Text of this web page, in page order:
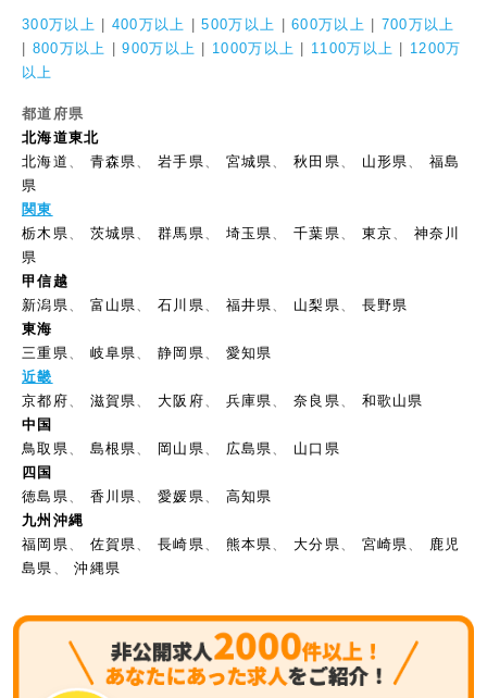
300万以上 400万以上 |500万以上 |600万以上
700万以上
800万以上 |900万以上 1000万以上 1100万以上
1200万
以上
都道府県
北海道東北
北海道
青森県 、岩手県 宮城県 、秋田県 山形県 、福島
県
関東
栃木県
茨城県 、群馬県 埼玉県 、千葉県 東京
神奈川
県
甲信越
新潟県
富山県 、石川県 福井県 山梨県
長野県
東海
三重県
岐阜県 、静岡県
愛知県
近畿
京都府
滋賀県 大阪府 兵庫県 、奈良県
和歌山県
中国
鳥取県
島根県 岡山県 広島県
山口県
四国
徳島県
香川県 、愛媛県
高知県
九州沖縄
福岡県
佐賀県 、長崎県 熊本県 大分県 宮崎県
鹿児
島県
、沖縄県